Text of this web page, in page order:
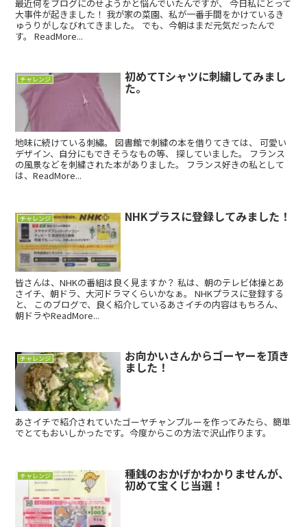
最近何をブログにのせようかと悩んでいたんですが、 今日私にとって
大事件が起きました！ 我が家の菜園、私が一番手間をかけているき
ゅうりがしなびれてきました。 でも、今朝はまだ元気だったんで
す。 ReadMore...
チャレンジ 初めてTシャツに刺繍してみまし
た。
地味に続けている刺繡。 図書館で刺繍の本を借りてきては、 可愛い
デザイン、自分にもできそうなもの等、 探していました。 フランス
の風景などを刺繍された本がありました。 フランス好きの私として
は、ReadMore...
チャレンジ NHKプラスに登録してみました！
皆さんは、NHKの番組は良く見ますか？ 私は、朝のテレビ体操とあ
さイチ、朝ドラ、大河ドラマくらいかなぁ。 NHKプラスに登録する
と、 このブログで、良く紹介しているあさイチの内容はもちろん、
朝ドラやReadMore...
チャレンジ お向かいさんからゴーヤーを頂き
ました！
あさイチで紹介されていたゴーヤチャンプルーを作ってみたら、簡単
でとてもおいしかったです。今度からこの方法で沢山作ります。
チャレンジ 種銭のおかげかわかりませんが、
初めて宝くじ当選！